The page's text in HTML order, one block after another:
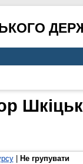
| Не групувати